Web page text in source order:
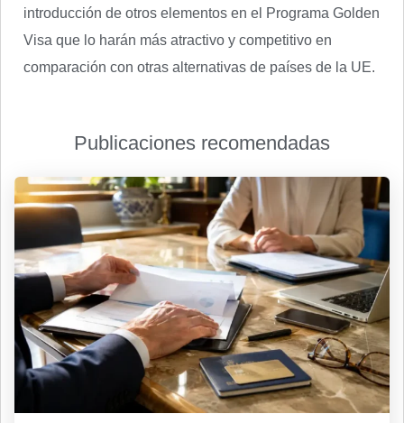
introducción de otros elementos en el Programa Golden
Visa que lo harán más atractivo y competitivo en
comparación con otras alternativas de países de la UE.
Publicaciones recomendadas